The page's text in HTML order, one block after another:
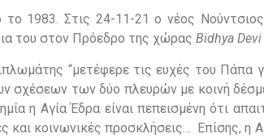
1983. Στις 24-11-21 ο νέος
του στον Πρόεδρο της χώρας Bidhya
“μετέφερε τις ευχές του Πάπα
σχέσεων των δύο πλευρών με κοινή
η Αγία Έδρα είναι πεπεισμένη ότι
και κοινωνικές προσκλήσεις…
Επίσης, η